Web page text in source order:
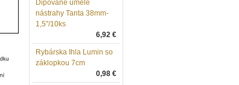
Dipované umelé
nástrahy Tanta 38mm-
1,5"/10ks
6,92 €
Rybárska Ihla Lumin so
záklopkou 7cm
0,98 €